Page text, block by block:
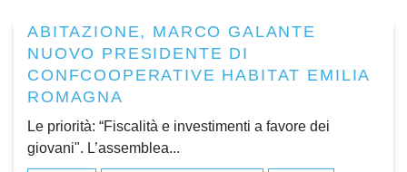
ABITAZIONE, MARCO GALANTE
NUOVO PRESIDENTE DI
CONFCOOPERATIVE HABITAT EMILIA
ROMAGNA
Le priorità: “Fiscalità e investimenti a favore dei
giovani". L’assemblea...